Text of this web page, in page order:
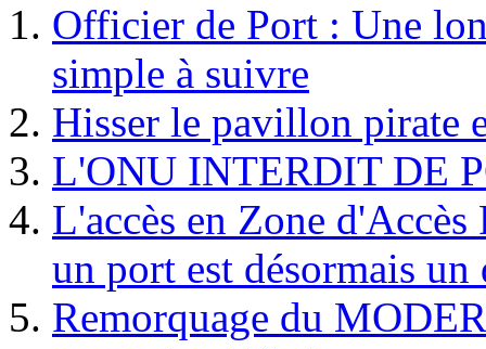
Officier de Port : Une
simple à suivre
Hisser le pavillon pirate
L'ONU INTERDIT DE
L'accès en Zone
un port est désormais un
Remorquage du